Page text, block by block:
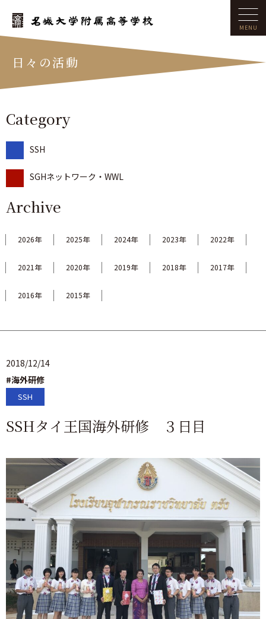
日々の活動
Category
SSH
SGHネットワーク・WWL
Archive
2026年 2025年 2024年 2023年 2022年
2021年 2020年 2019年 2018年 2017年
2016年 2015年
SSHタイ王国海外研修 ３日目
SSH
2018/12/14
#海外研修